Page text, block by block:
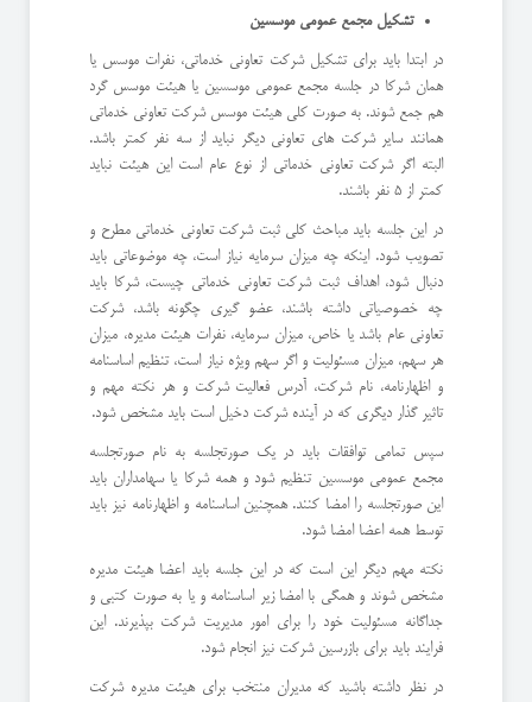
تشکیل مجمع عمومی موسسین
در ابتدا باید برای تشکیل شرکت تعاونی خدماتی، نفرات موسس یا
همان شرکا در جلسه مجمع عمومی موسسین یا هیئت موسس گرد
هم جمع شوند. به صورت کلی هیئت موسس شرکت تعاونی خدماتی
همانند سایر شرکت های تعاونی دیگر نباید از سه نفر کمتر باشد.
البته اگر شرکت تعاونی خدماتی از نوع عام است این هیئت نباید
کمتر از 5 نفر باشند.
در این جلسه باید مباحث کلی ثبت شرکت تعاونی خدماتی مطرح و
تصویب شود. اینکه چه میزان سرمایه نیاز است، چه موضوعاتی باید
دنبال شود، اهداف ثبت شرکت تعاونی خدماتی چیست، شرکا باید
چه خصوصیاتی داشته باشند، عضو گیری چگونه باشد، شرکت
تعاونی عام باشد یا خاص، میزان سرمایه، نفرات هیئت مدیره، میزان
هر سهم، میزان مسئولیت و اگر سهم ویژه نیاز است، تنظیم اساسنامه
و اظهارنامه، نام شرکت، آدرس فعالیت شرکت و هر نکته مهم و
تاثیر گذار دیگری که در آینده شرکت دخیل است باید مشخص شود.
سپس تمامی توافقات باید در یک صورتجلسه به نام صورتجلسه
مجمع عمومی موسسین تنظیم شود و همه شرکا یا سهامداران باید
این صورتجلسه را امضا کنند. همچنین اساسنامه و اظهارنامه نیز باید
توسط همه اعضا امضا شود.
نکته مهم دیگر این است که در این جلسه باید اعضا هیئت مدیره
مشخص شوند و همگی با امضا زیر اساسنامه و یا به صورت کتبی و
جداگانه مسئولیت خود را برای امور مدیریت شرکت بپذیرند. این
فرایند باید برای بازرسین شرکت نیز انجام شود.
در نظر داشته باشید که مدیران منتخب برای هیئت مدیره شرکت